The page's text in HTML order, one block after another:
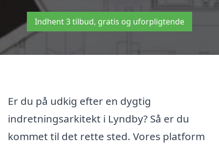
Indhent 3 tilbud, gratis og uforpligtende
Er du på udkig efter en dygtig
indretningsarkitekt i Lyndby? Så er du
kommet til det rette sted. Vores platform